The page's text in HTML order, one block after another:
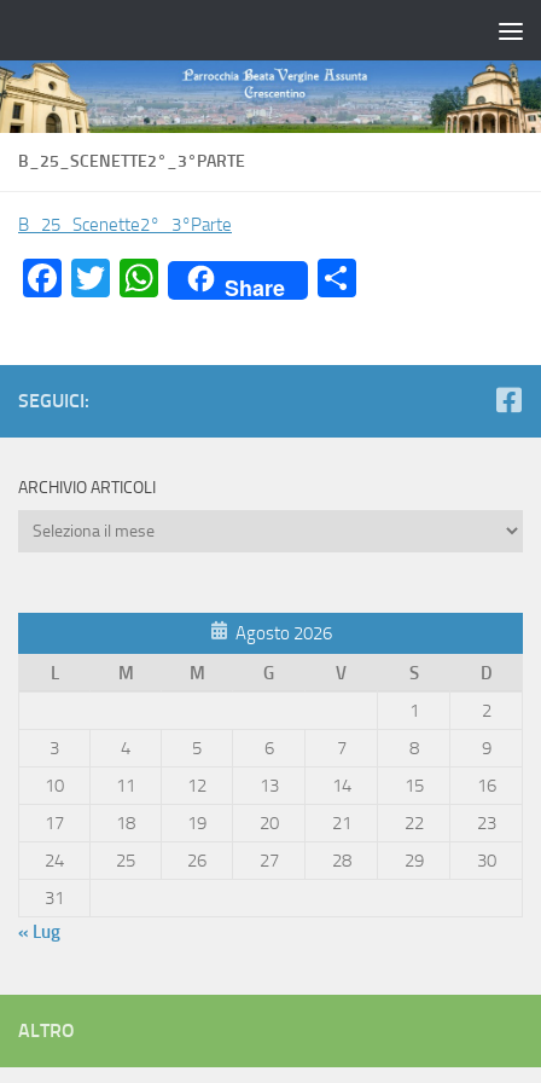
B_25_SCENETTE2°_3°PARTE
B_25_Scenette2°_3°Parte
Facebook
Twitter
WhatsApp
Share
SEGUICI:
ARCHIVIO ARTICOLI
Archivio
Agosto 2026
L
M M G V S
D
1
2
3
4 5 6 7 8
9
10
11 12 13 14 15
16
17
18 19 20 21 22
23
24
25 26 27 28 29
30
31
« Lug
ALTRO